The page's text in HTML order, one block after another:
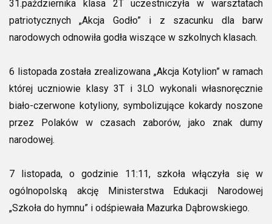
31.października klasa 2T uczestniczyła w warsztatach
patriotycznych „Akcja Godło” i z szacunku dla barw
narodowych odnowiła godła wiszące w szkolnych klasach.
6 listopada została zrealizowana „Akcja Kotylion” w ramach
której uczniowie klasy 3T i 3LO wykonali własnoręcznie
biało-czerwone kotyliony, symbolizujące kokardy noszone
przez Polaków w czasach zaborów, jako znak dumy
narodowej.
7 listopada, o godzinie 11:11, szkoła włączyła się w
ogólnopolską akcję Ministerstwa Edukacji Narodowej
„Szkoła do hymnu” i odśpiewała Mazurka Dąbrowskiego.